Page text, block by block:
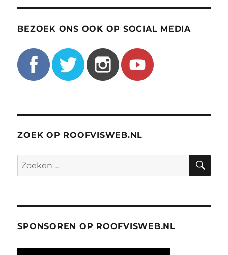
BEZOEK ONS OOK OP SOCIAL MEDIA
ZOEK OP ROOFVISWEB.NL
Zoeken
naar:
SPONSOREN OP ROOFVISWEB.NL